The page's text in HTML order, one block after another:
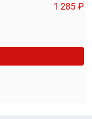
1 285 ₽